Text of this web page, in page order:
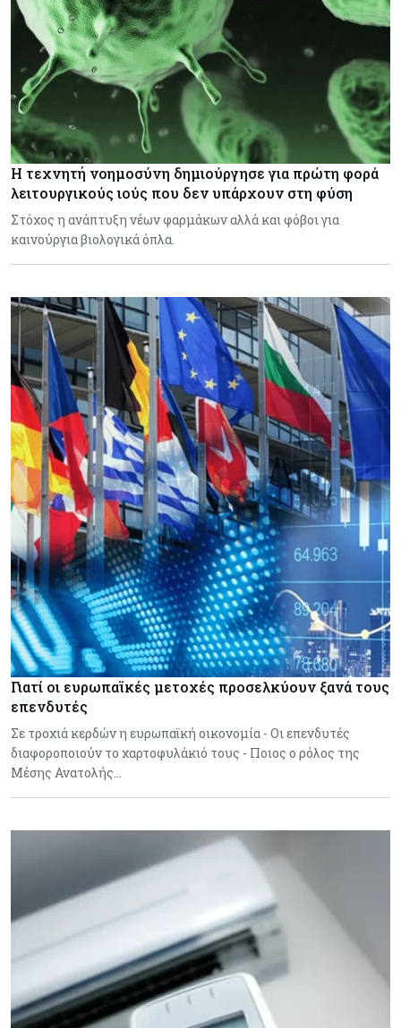
Η τεχνητή νοημοσύνη δημιούργησε για πρώτη φορά
λειτουργικούς ιούς που δεν υπάρχουν στη φύση
Στόχος η ανάπτυξη νέων φαρμάκων αλλά και φόβοι για
καινούργια βιολογικά όπλα.
Γιατί οι ευρωπαϊκές μετοχές προσελκύουν ξανά τους
επενδυτές
Σε τροχιά κερδών η ευρωπαϊκή οικονομία - Οι επενδυτές
διαφοροποιούν το χαρτοφυλάκιό τους - Ποιος ο ρόλος της
Μέσης Ανατολής…